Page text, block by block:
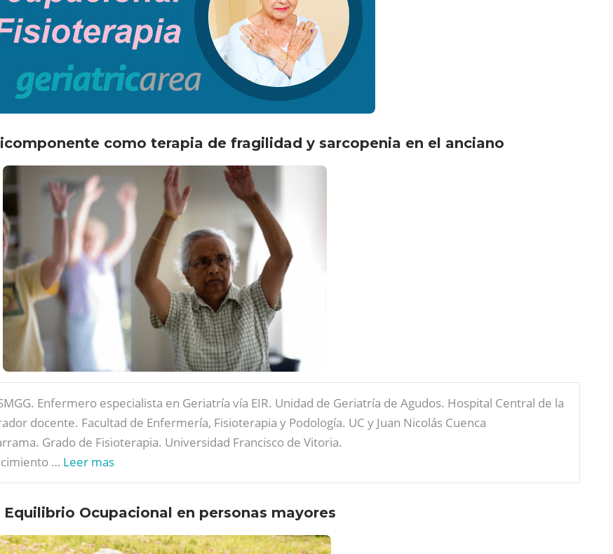
como terapia de fragilidad y sarcopenia en el anciano
Enfermero especialista en Geriatría vía EIR. Unidad de Geriatría de Agudos. Hospital Central de la
docente. Facultad de Enfermería, Fisioterapia y Podología. UC y Juan Nicolás Cuenca
Grado de Fisioterapia. Universidad Francisco de Vitoria.
… Leer mas
Equilibrio Ocupacional en personas mayores